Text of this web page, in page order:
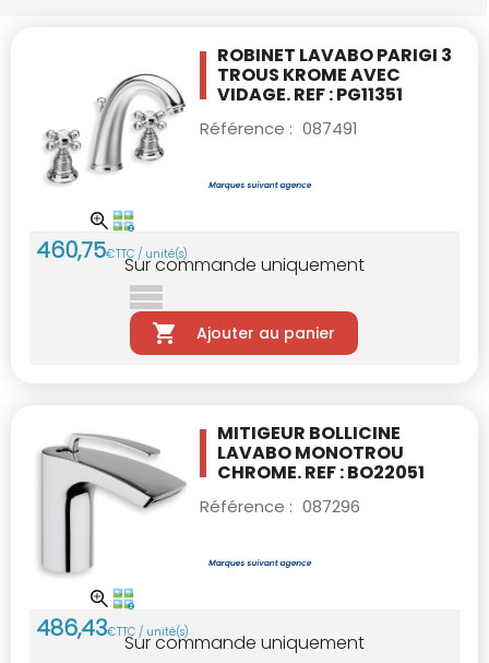
ROBINET LAVABO PARIGI 3
TROUS KROME AVEC
VIDAGE. REF : PG11351
Référence : 087491
460,75€TTC / unité(s)
Sur commande uniquement
Ajouter au panier
MITIGEUR BOLLICINE
LAVABO MONOTROU
CHROME. REF : BO22051
Référence : 087296
486,43€TTC / unité(s)
Sur commande uniquement